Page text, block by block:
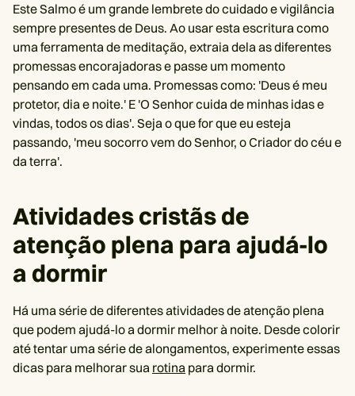
Este Salmo é um grande lembrete do cuidado e vigilância
sempre presentes de Deus. Ao usar esta escritura como
uma ferramenta de meditação, extraia dela as diferentes
promessas encorajadoras e passe um momento
pensando em cada uma. Promessas como: 'Deus é meu
protetor, dia e noite.' E 'O Senhor cuida de minhas idas e
vindas, todos os dias'. Seja o que for que eu esteja
passando, 'meu socorro vem do Senhor, o Criador do céu e
da terra'.
Atividades cristãs de
atenção plena para ajudá-lo
a dormir
Há uma série de diferentes atividades de atenção plena
que podem ajudá-lo a dormir melhor à noite. Desde colorir
até tentar uma série de alongamentos, experimente essas
dicas para melhorar sua rotina para dormir.